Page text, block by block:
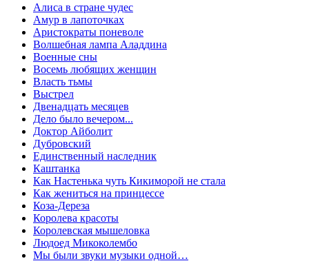
Алиса в стране чудес
Амур в лапоточках
Аристократы поневоле
Волшебная лампа Аладдина
Военные сны
Восемь любящих женщин
Власть тьмы
Выстрел
Двенадцать месяцев
Дело было вечером...
Доктор Айболит
Дубровский
Единственный наследник
Каштанка
Как Настенька чуть Кикиморой не стала
Как жениться на принцессе
Коза-Дереза
Королева красоты
Королевская мышеловка
Людоед Микоколембо
Мы были звуки музыки одной…